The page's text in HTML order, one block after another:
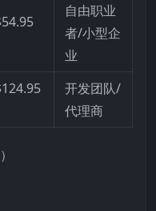
自由职业
者/小型企
业
开发团队/
代理商